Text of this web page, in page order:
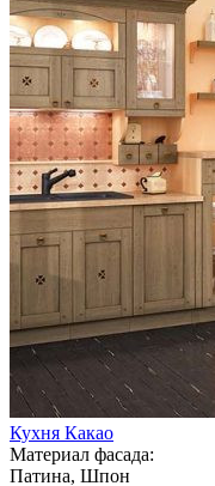
Кухня Какао
Материал фасада:
Патина, Шпон